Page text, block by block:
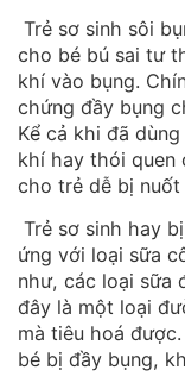
Trẻ sơ sinh sôi
cho bé bú sai tư
khí vào bụng.
chứng đầy bụng
Kể cả khi đã
khí hay thói quen
cho trẻ dễ bị nuốt
Trẻ sơ sinh hay
ứng với loại sữa
như, các loại sữa
đây là một loại
mà tiêu hoá
bé bị đầy bụng,